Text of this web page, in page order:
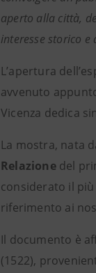
aperto alla città,
interesse storico
L’apertura
avvenuto
Vicenza dedica
La mostra, nata
Relazione del
considerato il
riferimento ai
Il documento è
(1522),